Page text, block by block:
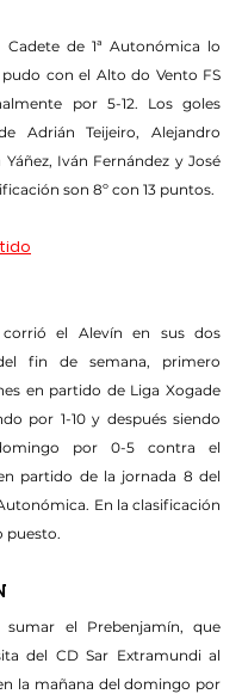
de 1ª Autonómica lo
con el Alto do Vento FS
por 5-12. Los goles
Adrián Teijeiro, Alejandro
Iván Fernández y José
son 8º con 13 puntos.
corrió el Alevín en sus dos
fin de semana, primero
en partido de Liga Xogade
por 1-10 y después siendo
por 0-5 contra el
partido de la jornada 8 del
En la clasificación
puesto.
sumar el Prebenjamín, que
del CD Sar Extramundi al
la mañana del domingo por